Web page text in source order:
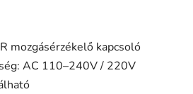
mozgásérzékelő kapcsoló
AC 110–240V / 220V